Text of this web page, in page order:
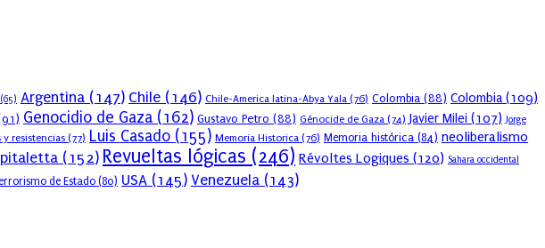
(65) Argentina (147) Chile (146) Chile-America latina-Abya Yala (76) Colombia (88) Colombia(109)
Genocidio de Gaza (162) Gustavo Petro (88) Génocide de Gaza (74) Javier Milei (107) Jorge
y resistencias (77) Luis Casado (155) Memoria Historica (76) Memoria histórica (84) neoliberalismo
(152) Revueltas lógicas (246) Révoltes Logiques (120) Sahara occidental
de Estado (80) USA (145) Venezuela (143)